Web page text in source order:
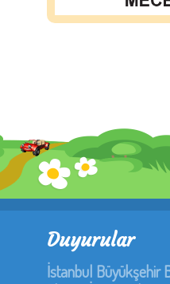
Duyurular
İstanbul Büyükşehir